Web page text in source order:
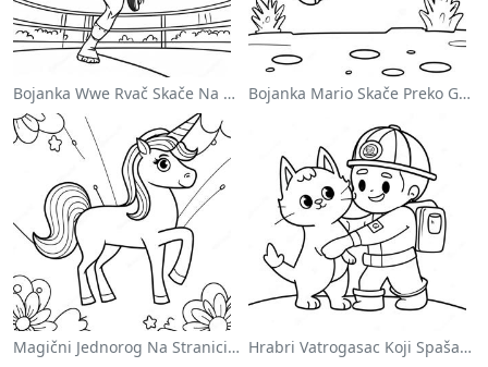
Bojanka Wwe Rvač Skače Na Protivnika Bojanka Mario Skače Preko Goomba
Magični Jednorog Na Stranici Za Bojanje Sa Duškom Hrabri Vatrogasac Koji Spašava Mačku Za Bojanje